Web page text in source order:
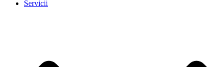
Servicii